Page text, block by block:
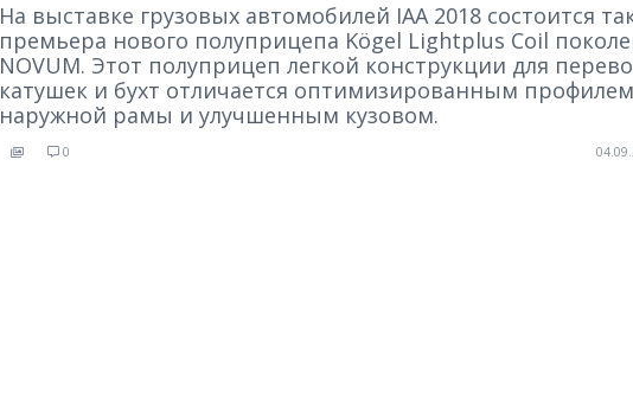
На выставке грузовых автомобилей IAA 2018 состоится
премьера нового полуприцепа Kögel Lightplus Coil
NOVUM. Этот полуприцеп легкой конструкции для
катушек и бухт отличается оптимизированным профилем
наружной рамы и улучшенным кузовом.
0